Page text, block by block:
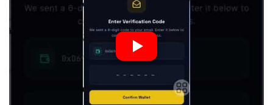
🎥 Xem video trực tiếp tại: